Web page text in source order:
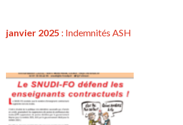
janvier 2025 : Indemnités ASH